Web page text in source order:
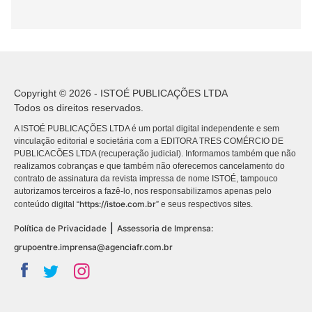
Copyright © 2026 - ISTOÉ PUBLICAÇÕES LTDA
Todos os direitos reservados.
A ISTOÉ PUBLICAÇÕES LTDA é um portal digital independente e sem
vinculação editorial e societária com a EDITORA TRES COMÉRCIO DE
PUBLICACÕES LTDA (recuperação judicial). Informamos também que não
realizamos cobranças e que também não oferecemos cancelamento do
contrato de assinatura da revista impressa de nome ISTOÉ, tampouco
autorizamos terceiros a fazê-lo, nos responsabilizamos apenas pelo
conteúdo digital “https://istoe.com.br” e seus respectivos sites.
Política de Privacidade
Assessoria de Imprensa:
grupoentre.imprensa@agenciafr.com.br